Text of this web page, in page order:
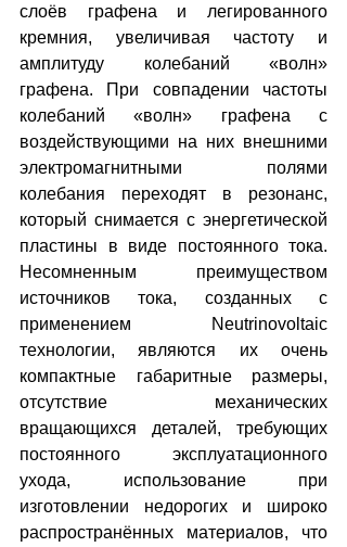
слоёв графена и легированного
кремния, увеличивая частоту и
амплитуду колебаний «волн»
графена. При совпадении частоты
колебаний «волн» графена с
воздействующими на них внешними
электромагнитными полями
колебания переходят в резонанс,
который снимается с энергетической
пластины в виде постоянного тока.
Несомненным преимуществом
источников тока, созданных с
применением Neutrinovoltaic
технологии, являются их очень
компактные габаритные размеры,
отсутствие механических
вращающихся деталей, требующих
постоянного эксплуатационного
ухода, использование при
изготовлении недорогих и широко
распространённых материалов, что